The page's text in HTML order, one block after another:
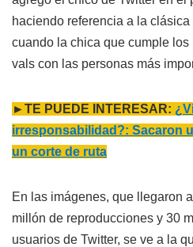
haciendo referencia a la
cuando la chica que cumple los
vals con las personas más
►TE PUEDE INTERESAR:
irresponsabilidad?: Sacaron
un corte de ruta
En las imágenes, que llegaron
millón de reproducciones y 30
usuarios de Twitter, se ve a la